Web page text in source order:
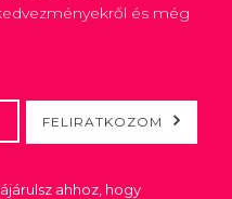
és még
FELIRATKOZOM
ahhoz, hogy